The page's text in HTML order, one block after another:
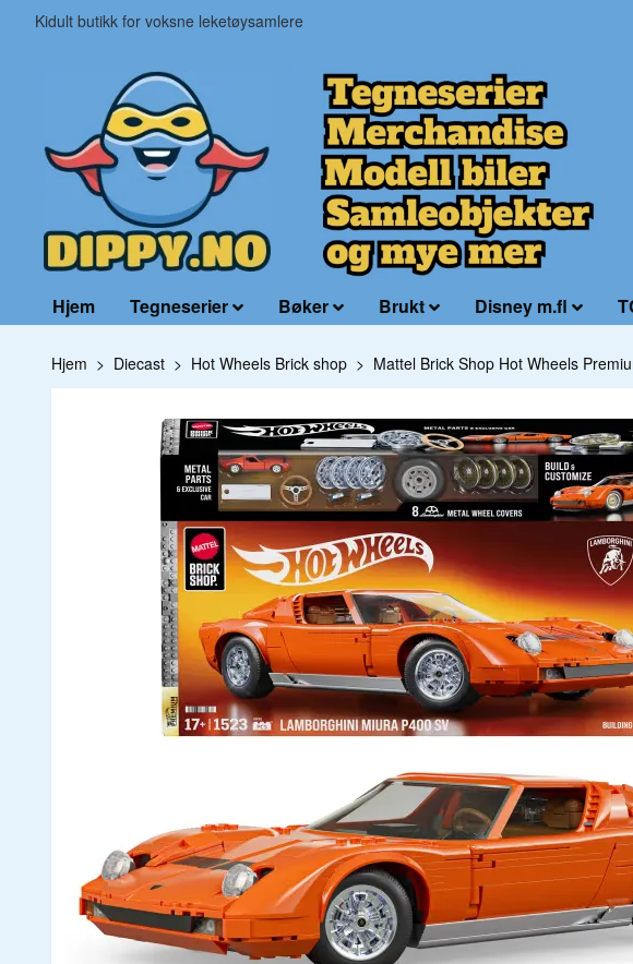
Kidult butikk for voksne leketøysamlere
Hjem Tegneserier Bøker Brukt Disney m.fl
Hjem Diecast Hot Wheels Brick shop Mattel Brick Shop Hot Wheels